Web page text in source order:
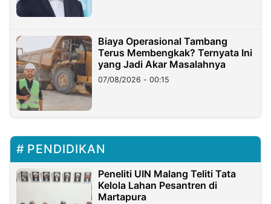
Biaya Operasional Tambang
Terus Membengkak? Ternyata Ini
yang Jadi Akar Masalahnya
07/08/2026 - 00:15
PENDIDIKAN
Peneliti UIN Malang Teliti Tata
Kelola Lahan Pesantren di
Martapura